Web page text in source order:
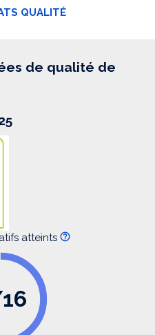
QUALITÉ
de qualité de
atteints